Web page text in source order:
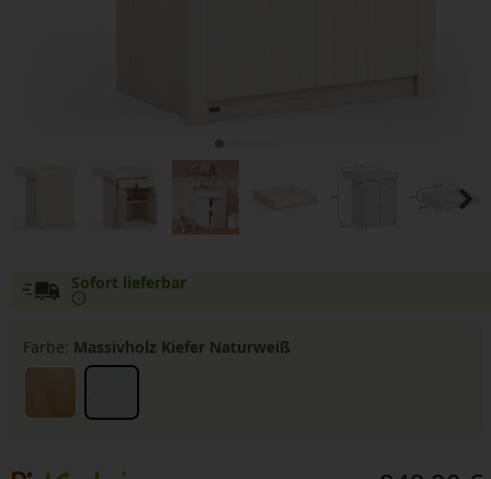
Sofort lieferbar
Farbe: Massivholz Kiefer Naturweiß